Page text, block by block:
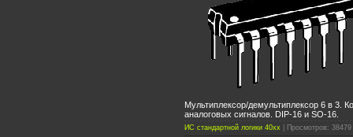
Мультиплексор/демультиплексор 6 в 3.
аналоговых сигналов. DIP-16 и SO-16.
ИС стандартной логики 40xx | Просмотров: